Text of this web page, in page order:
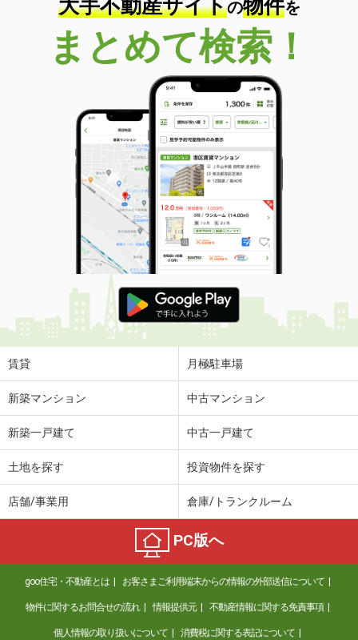
群馬県高崎市和田町
価 格
8万円
群馬県高崎市和田町
32.85m²
間取り
1DK
群馬県高崎市新保町
価 格
5万円
住 所
群馬県高崎市新保町
専有面積 35.72m²
間取り
ワンルーム
群馬県伊勢崎市境下渕名
価 格
5.10万円
住 所
群馬県伊勢崎市境下渕名
専有面積
群馬県高崎市剣崎町
5.25万円
群馬県高崎市上中居町
4.90万円
住 所
群馬県高崎市上中居町
専有面積 53.46m²
間取り
3DK
群馬県伊勢崎市連取本町
大手不動産サイトの物件を
まとめて検索！
賃貸 月極駐車場
新築マンション 中古マンション
新築一戸建て 中古一戸建て
土地を探す 投資物件を探す
店舗/事業用 倉庫/トランクルーム
PC版へ
goo住宅・不動産とは お客さまご利用端末からの情報の外部送信について
物件に関するお問合せの流れ 情報提供元 不動産情報に関する免責事項
個人情報の取り扱いについて 消費税に関する表記について